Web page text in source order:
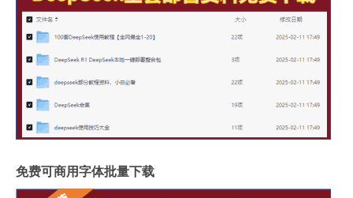
免费可商用字体批量下载